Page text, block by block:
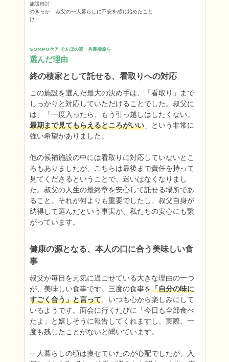
施設検討
のきっか
け
叔父の一人暮らしに不安を感じ始めたこと
SOMPOケア そんぽの家　兵庫柳原を
選んだ理由
終の棲家として託せる、看取りへの対応
この施設を選んだ最大の決め手は、「看取り」まで
しっかりと対応していただけることでした。叔父に
は、「一度入ったら、もう引っ越しはしたくない。
最期まで見てもらえるところがいい」という非常に
強い希望がありました。
他の候補施設の中には看取りに対応していないとこ
ろもありましたが、こちらは最後まで責任を持って
見てくださるということで、迷いはなくなりまし
た。叔父の人生の最終章を安心して託せる場所であ
ること。それが何よりも重要でしたし、叔父自身が
納得して選んだという事実が、私たちの安心にも繋
がっています。
健康の源となる、本人の口に合う美味しい食
事
叔父が毎日を元気に過ごせている大きな理由の一つ
が、美味しい食事です。三度の食事を「自分の味に
すごく合う」と言って、いつも心から楽しみにして
いるようです。面会に行くたびに「今日も全部食べ
たよ」と嬉しそうに報告してくれますし、実際、一
度も残したことがないと聞いています。
一人暮らしの頃は痩せていたのが心配でしたが、入